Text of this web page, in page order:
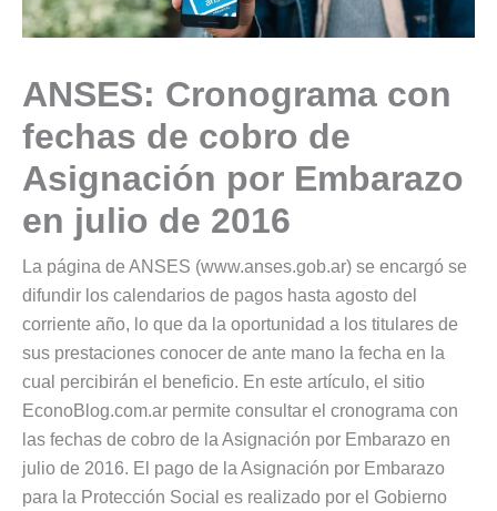
ANSES: Cronograma con
fechas de cobro de
Asignación por Embarazo
en julio de 2016
La página de ANSES (www.anses.gob.ar) se encargó se
difundir los calendarios de pagos hasta agosto del
corriente año, lo que da la oportunidad a los titulares de
sus prestaciones conocer de ante mano la fecha en la
cual percibirán el beneficio. En este artículo, el sitio
EconoBlog.com.ar permite consultar el cronograma con
las fechas de cobro de la Asignación por Embarazo en
julio de 2016. El pago de la Asignación por Embarazo
para la Protección Social es realizado por el Gobierno